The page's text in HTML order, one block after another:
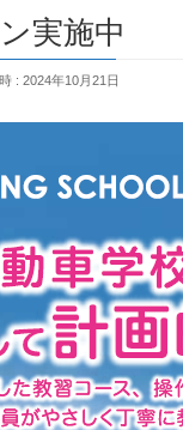
実施中
: 2024年10月21日